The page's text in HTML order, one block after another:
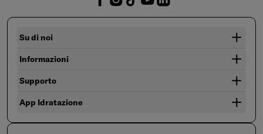
Su di noi
Informazioni
Supporto
App Idratazione